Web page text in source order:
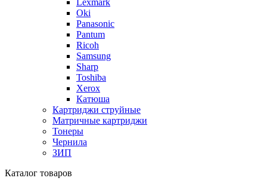
Oki
Panasonic
Pantum
Ricoh
Samsung
Sharp
Toshiba
Xerox
Катюша
Картриджи струйные
Матричные картриджи
Тонеры
Чернила
ЗИП
Каталог товаров